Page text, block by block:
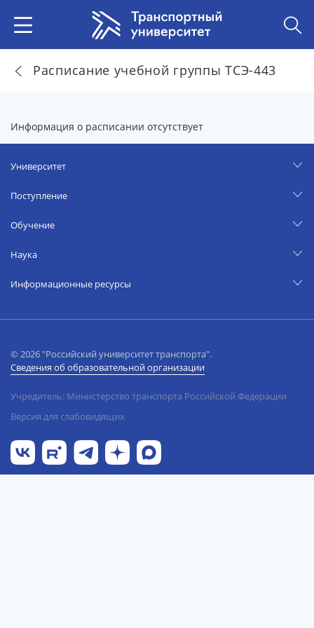
Расписание учебной группы ТСЭ-443
Информация о расписании отсутствует
Университет
Поступление
Обучение
Наука
Информационные ресурсы
© 2026 "Российский университет транспорта".
Сведения об образовательной организации
Учредитель: Министерство транспорта Российской Федерации
Версия для слабовидящих